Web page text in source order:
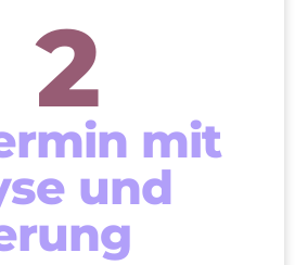
2
mit
und